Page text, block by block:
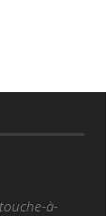
à-